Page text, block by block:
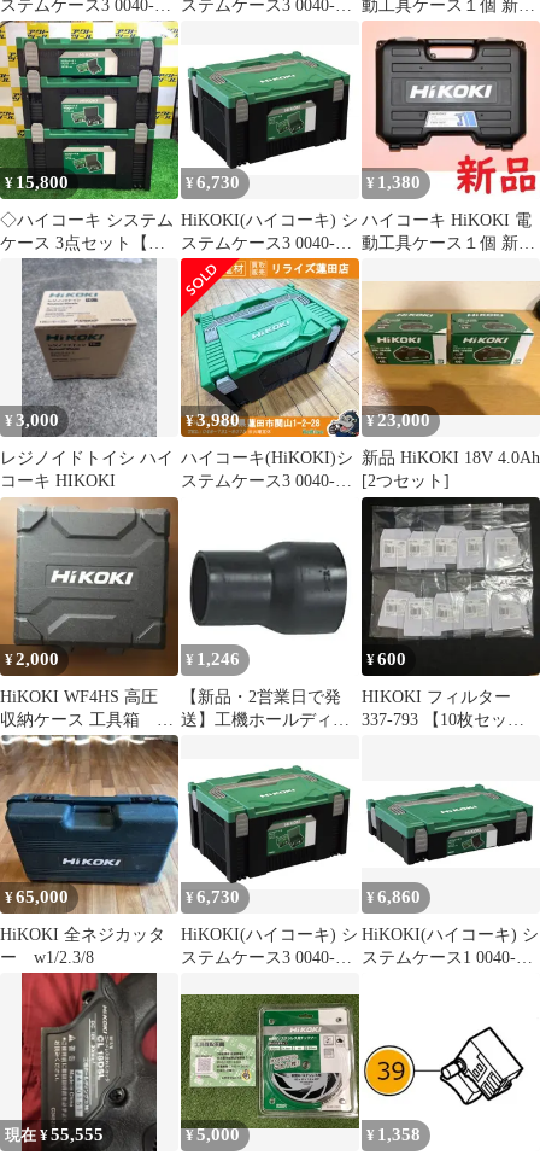
ステムケース3 0040-
2658
ステムケース3 0040-
動工具ケース１個 新品
純正品 正規品
¥15,800
◇ハイコーキ システム
ケース 3点セット【越
谷店】
¥6,730
HiKOKI(ハイコーキ) シ
ステムケース3 0040-
2658pms ab25544a
¥ 1,380
ハイコーキ HiKOKI 電
動工具ケース１個 新品
¥3,000
レジノイドトイシ ハイ
コーキ HIKOKI
¥3,980
ハイコーキ(HiKOKI)シ
ステムケース3 0040-
¥23,000
新品 HiKOKI 18V 4.0Ah
[2つセット]
¥2,000
HiKOKI WF4HS 高圧
収納ケース 工具箱 メ
ガネ付き
¥ 1,246
【新品・2営業日で発
送】工機ホールディン
(320994 6444)
¥600
HIKOKI フィルター
337-793 【10枚セッ
¥65,000
HiKOKI 全ネジカッタ
ー w1/2.3/8
¥6,730
HiKOKI(ハイコーキ) シ
ステムケース3 0040-
¥6,860
HiKOKI(ハイコーキ) シ
ステムケース1 0040-
現在 ¥55,555 ¥5,000 ¥ 1,358